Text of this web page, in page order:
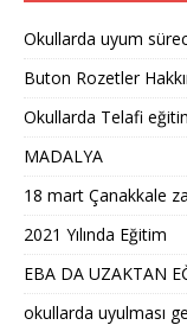
Okullarda uyum
Buton Rozetler
Okullarda Telafi
MADALYA
18 mart Çanakkale
2021 Yılında Eğitim
EBA DA UZAKTAN
okullarda uyulması